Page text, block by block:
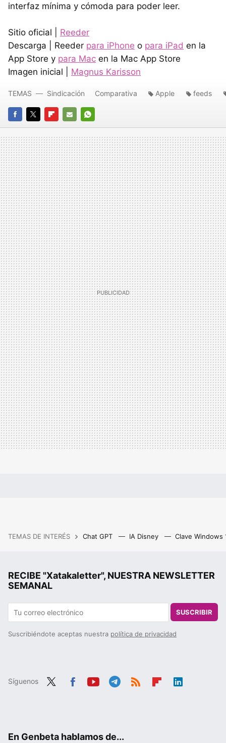
interfaz mínima y cómoda para poder leer.
Sitio oficial | Reeder
Descarga | Reeder para iPhone o para iPad en la
App Store y para Mac en la Mac App Store
Imagen inicial | Magnus Karisson
FACEBOOK
TWITTERFLIPBOARD
E-
MAIL
WHATSAPP
TEMAS Sindicación Comparativa Apple feeds
TEMAS DE INTERÉS Chat GPT IA Disney Clave Windows
RECIBE "Xatakaletter", NUESTRA NEWSLETTER
SEMANAL
SUSCRIBIR
Suscribiéndote aceptas nuestra política de privacidad
Síguenos
En Genbeta hablamos de...